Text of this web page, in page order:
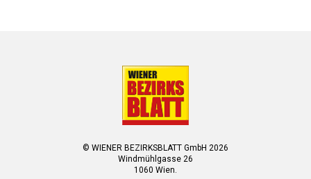
© WIENER BEZIRKSBLATT GmbH 2026
Windmühlgasse 26
1060 Wien.